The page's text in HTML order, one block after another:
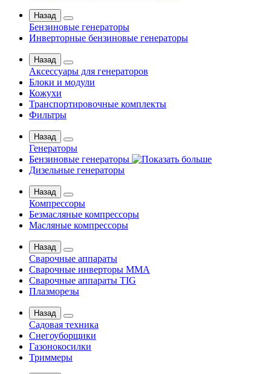
Назад
Бензиновые генераторы
Инверторные бензиновые генераторы
Назад
Аксессуары для генераторов
Блоки и модули
Кожухи
Транспортировочные комплекты
Фильтры
Назад
Генераторы
Бензиновые генераторы
Дизельные генераторы
Назад
Компрессоры
Безмасляные компрессоры
Масляные компрессоры
Назад
Сварочные аппараты
Сварочные инверторы MMA
Сварочные аппараты TIG
Плазморезы
Назад
Садовая техника
Снегоуборщики
Газонокосилки
Триммеры